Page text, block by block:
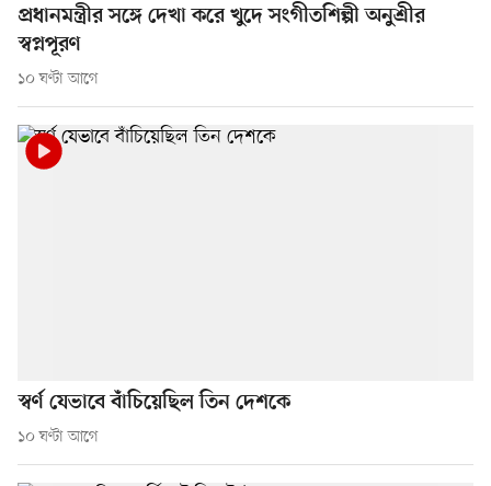
প্রধানমন্ত্রীর সঙ্গে দেখা করে খুদে সংগীতশিল্পী অনুশ্রীর
স্বপ্নপূরণ
১০ ঘণ্টা আগে
স্বর্ণ যেভাবে বাঁচিয়েছিল তিন দেশকে
১০ ঘণ্টা আগে